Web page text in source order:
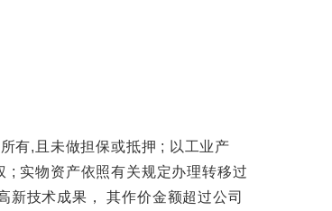
有,且未做担保或抵押 ; 以工业产
; 实物资产依照有关规定办理转移过
新技术成果， 其作价金额超过公司